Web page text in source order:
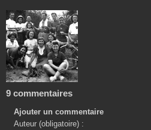
9 commentaires
Ajouter un commentaire
Auteur (obligatoire) :